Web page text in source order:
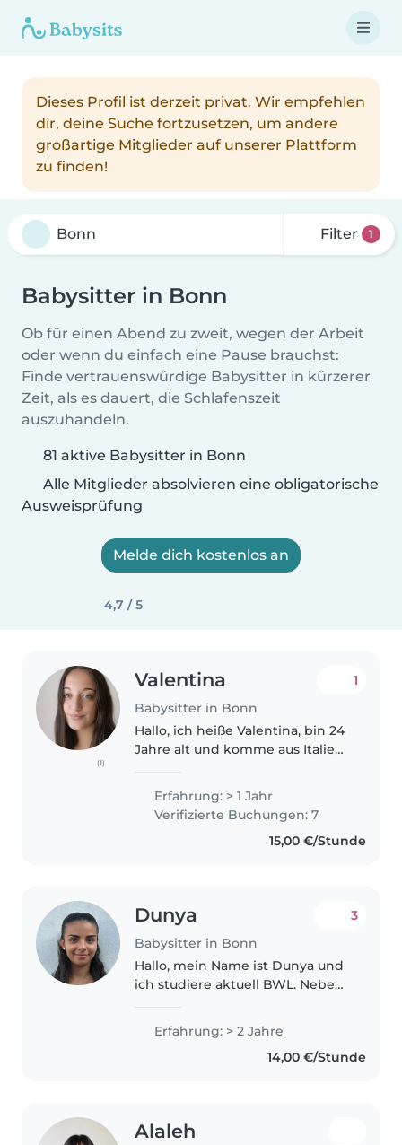
Dieses Profil ist derzeit privat. Wir empfehlen
dir, deine Suche fortzusetzen, um andere
großartige Mitglieder auf unserer Plattform
zu finden!
Filter 1
Babysitter in Bonn
Ob für einen Abend zu zweit, wegen der Arbeit
oder wenn du einfach eine Pause brauchst:
Finde vertrauenswürdige Babysitter in kürzerer
Zeit, als es dauert, die Schlafenszeit
auszuhandeln.
81 aktive Babysitter in Bonn
Alle Mitglieder absolvieren eine obligatorische
Ausweisprüfung
Melde dich kostenlos an
4,7 / 5
(1)
Valentina
Babysitter in Bonn
1
Hallo, ich heiße Valentina, bin 24
Jahre alt und komme aus Italien.
Babysitterin. Ich habe mich
immer um meinen jüngeren
Bruder und meine zwei Neffen..
Erfahrung: > 1 Jahr
Verifizierte Buchungen: 7
15,00 €/Stunde
Dunya
Babysitter in Bonn
3
Hallo, mein Name ist Dunya und
ich studiere aktuell BWL. Neben
Babysitterin arbeiten, da mir der
Umgang mit Kindern viel Freude
Erfahrung: > 2 Jahre
14,00 €/Stunde
Alaleh